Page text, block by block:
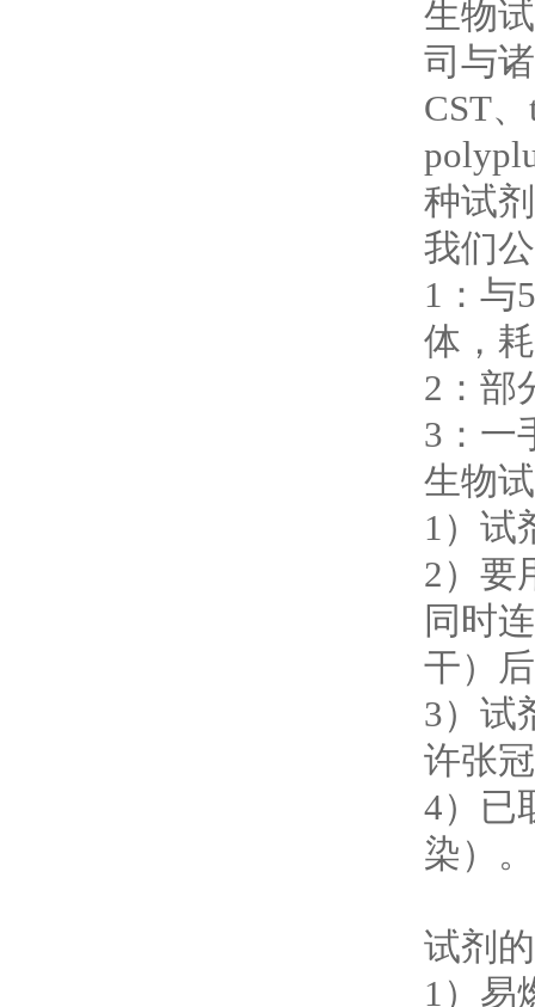
生物
司与
CST
种试
我们
1：与
体，
2：部
3：一
生物
1）试
2）要
同时
干）
3）试
许张
4）已
染）。
试剂
1）易